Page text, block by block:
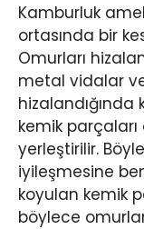
Kamburluk
ortasında bir
Omurları
metal vidalar
kemik
yerleştirilir.
iyileşmesine
koyulan kemik
böylece